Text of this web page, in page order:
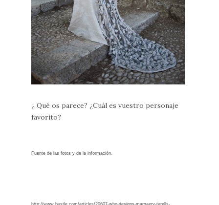
¿ Qué os parece? ¿Cuál es vuestro personaje
favorito?
Fuente de las fotos y de la información.
http://www.bustle.com/articles/20607-who-designs-margaery-tyrells-